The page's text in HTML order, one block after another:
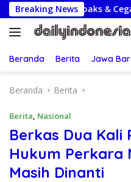
Langsung
ke
konten
Breaking News
Hoaks & Cegah Tawuran
Beranda Berita Jawa
Beranda Berita
Berita, Nasional
Berkas Dua Kali
Hukum Perkara
Masih Dinanti